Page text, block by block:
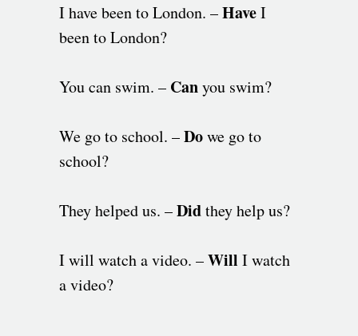
I have been to London. –HaveI
been to London?
You can swim. – Canyou swim?
We go to school. –Dowe go to
school?
They helped us. –Didthey help us?
I will watch a video. –Will I watch
a video?